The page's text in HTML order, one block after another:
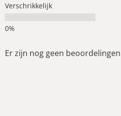
Verschrikkelijk
Er zijn nog geen